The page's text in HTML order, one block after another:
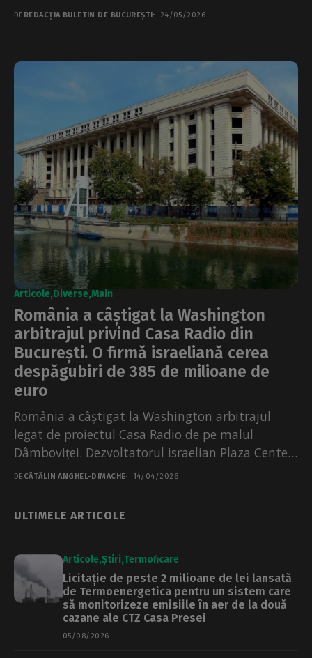
DE REDACȚIA BULETIN DE BUCUREȘTI 24/05/2026
Articole Diverse Main
România a câștigat la Washington
arbitrajul privind Casa Radio din
București. O firmă israeliană cerea
despăgubiri de 385 de milioane de
euro
România a câștigat la Washington arbitrajul
legat de proiectul Casa Radio de pe malul
Dâmboviței. Dezvoltatorul israelian Plaza Centers
solicita statului român despăgubiri...
DE CĂTĂLIN ANGHEL-DIMACHE 14/04/2026
ULTIMELE ARTICOLE
Articole Știri Termoficare
Licitație de peste 2 milioane de lei lansată
de Termoenergetica pentru un sistem care
să monitorizeze emisiile în aer de la două
cazane ale CTZ Casa Presei
05/08/2026